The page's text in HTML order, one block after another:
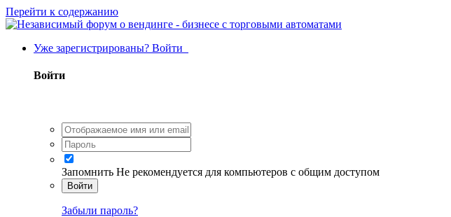
Перейти к содержанию
Уже зарегистрированы? Войти
Войти
Запомнить Не рекомендуется для компьютеров с общим доступом
Войти
Забыли пароль?